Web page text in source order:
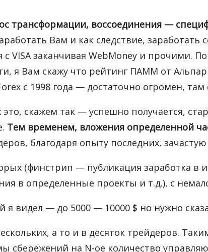
трансформации, воссоединения —
Вам и как следствие, заработать
VISA заканчивая WebMoney и прочими.
я Вам скажу что рейтинг ПАММ от
с 1998 года — достаточно огромен,
это, скажем так — успешно получается,
Тем временем, вложения определенной
благодаря опыту последних,
(финстрип — публикация заработка в
в определенные проекты и т.д.), с
видел — до 5000 — 10000 $ но нужно
а то и в десяток трейдеров.
сбережений на N-ое количество